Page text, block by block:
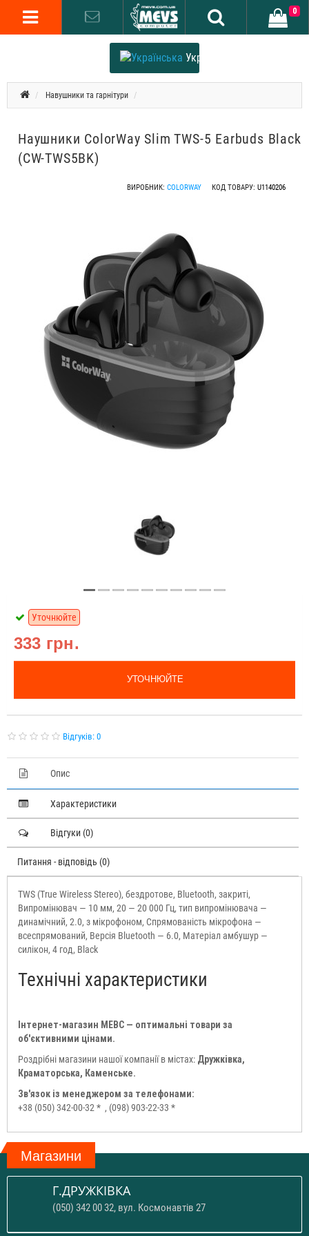
Українська
0
Навушники та гарнітури
Наушники ColorWay Slim TWS-5 Earbuds Black
(CW-TWS5BK)
ВИРОБНИК: COLORWAY КОД ТОВАРУ: U1140206
333 грн.
Уточнюйте
УТОЧНЮЙТЕ
Відгуків: 0
Опис
Характеристики
Відгуки (0)
Питання - відповідь (0)
TWS (True Wireless Stereo), бездротове, Bluetooth, закриті,
Випромінювач — 10 мм, 20 — 20 000 Гц, тип випромінювача —
динамічний, 2.0, з мікрофоном, Спрямованість мікрофона —
всеспрямований, Версія Bluetooth — 6.0, Матеріал амбушур —
силікон, 4 год, Black
Технічні характеристики
Інтернет-магазин МЕВС — оптимальні товари за
об'єктивними цінами.
Роздрібні магазини нашої компанії в містах: Дружківка,
Краматорська, Каменське.
Зв'язок із менеджером за телефонами:
+38 (050) 342-00-32 * , (098) 903-22-33 *
Магазини
Г.ДРУЖКІВКА
(050) 342 00 32, вул. Космонавтів 27